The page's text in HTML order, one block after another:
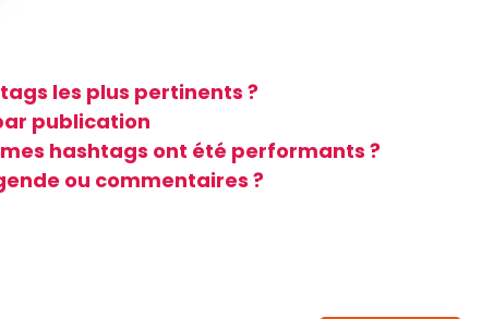
les plus pertinents ?
publication
hashtags ont été performants ?
ou commentaires ?